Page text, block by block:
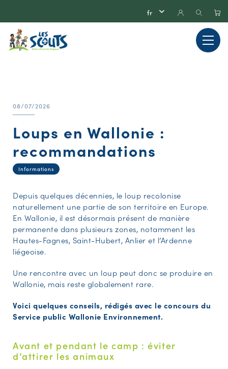
08/07/2026
Loups en Wallonie :
recommandations
Informations
Depuis quelques décennies, le loup recolonise
naturellement une partie de son territoire en Europe.
En Wallonie, il est désormais présent de manière
permanente dans plusieurs zones, notamment les
Hautes-Fagnes, Saint-Hubert, Anlier et l’Ardenne
liégeoise.
Une rencontre avec un loup peut donc se produire en
Wallonie, mais reste globalement rare.
Voici quelques conseils, rédigés avec le concours du
Service public Wallonie Environnement.
Avant et pendant le camp : éviter
d’attirer les animaux